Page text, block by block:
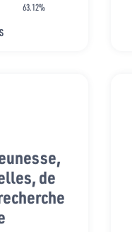
63.12%
de